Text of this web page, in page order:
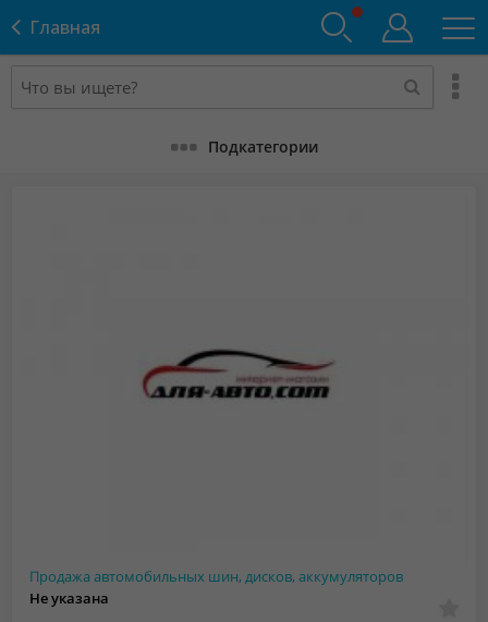
Главная
Подкатегории
Продажа автомобильных шин, дисков, аккумуляторов
Не указана